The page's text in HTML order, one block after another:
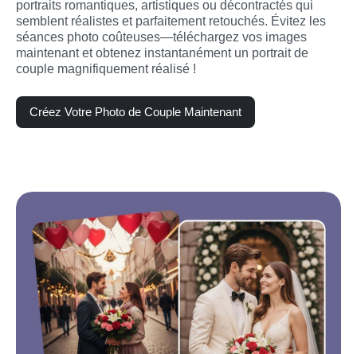
portraits romantiques, artistiques ou décontractés qui
semblent réalistes et parfaitement retouchés. Évitez les
séances photo coûteuses—téléchargez vos images
maintenant et obtenez instantanément un portrait de
couple magnifiquement réalisé !
Créez Votre Photo de Couple Maintenant